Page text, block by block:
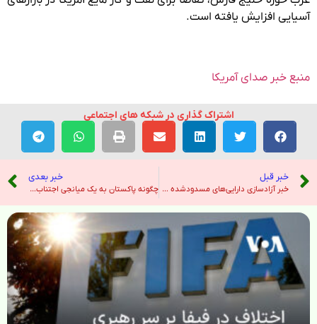
آسیایی افزایش یافته است.
منبع خبر صدای آمریکا
اشتراک گذاری در شبکه های اجتماعی
خبر قبل
خبر آزادسازی دارایی‌های مسدودشده جمهوری اسلامی «نادرست» است؛ جلسات هنوز حتی آغاز نشده‌اند – صدای آمریکا
خبر بعدی
چگونه پاکستان به یک میانجی اجتناب‌ناپذیر تبدیل شد؟ – رادیو فردا